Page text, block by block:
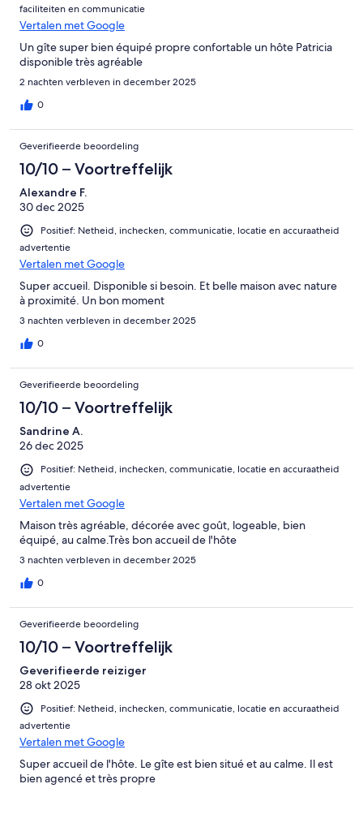
faciliteiten en communicatie
Vertalen met Google
Un gîte super bien équipé propre confortable un hôte Patricia
disponible très agréable
2 nachten verbleven in december 2025
0
Geverifieerde beoordeling
10/10 – Voortreffelijk
Alexandre F.
30 dec 2025
Positief: Netheid, inchecken, communicatie, locatie en accuraatheid
advertentie
Vertalen met Google
Super accueil. Disponible si besoin. Et belle maison avec nature
à proximité. Un bon moment
3 nachten verbleven in december 2025
0
Geverifieerde beoordeling
10/10 – Voortreffelijk
Sandrine A.
26 dec 2025
Positief: Netheid, inchecken, communicatie, locatie en accuraatheid
advertentie
Vertalen met Google
Maison très agréable, décorée avec goût, logeable, bien
équipé, au calme.Très bon accueil de l'hôte
3 nachten verbleven in december 2025
0
Geverifieerde beoordeling
10/10 – Voortreffelijk
Geverifieerde reiziger
28 okt 2025
Positief: Netheid, inchecken, communicatie, locatie en accuraatheid
advertentie
Vertalen met Google
Super accueil de l'hôte. Le gîte est bien situé et au calme. Il est
bien agencé et très propre